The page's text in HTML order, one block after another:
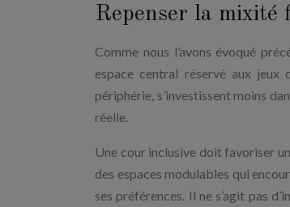
Repenser la mixité
Comme nous l’avons évoqué
espace central réservé aux jeux
périphérie, s’investissent moins
réelle.
Une cour inclusive doit favoriser
des espaces modulables qui
ses préférences. Il ne s’agit pas